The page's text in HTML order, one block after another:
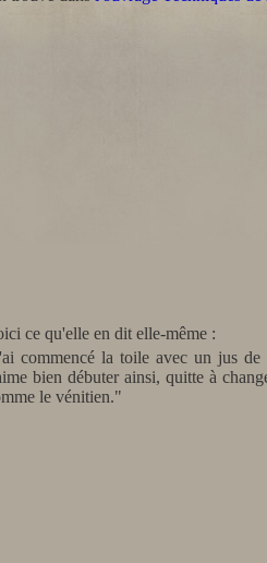
ce qu'elle en dit elle-même :
'ai commencé la toile avec un jus de
bien débuter ainsi, quitte à
le vénitien."